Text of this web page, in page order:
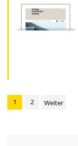
1 2 Weiter